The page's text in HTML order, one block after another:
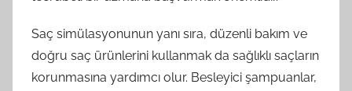
Saç simülasyonunun yanı sıra, düzenli bakım ve
doğru saç ürünlerini kullanmak da sağlıklı saçların
korunmasına yardımcı olur. Besleyici şampuanlar,